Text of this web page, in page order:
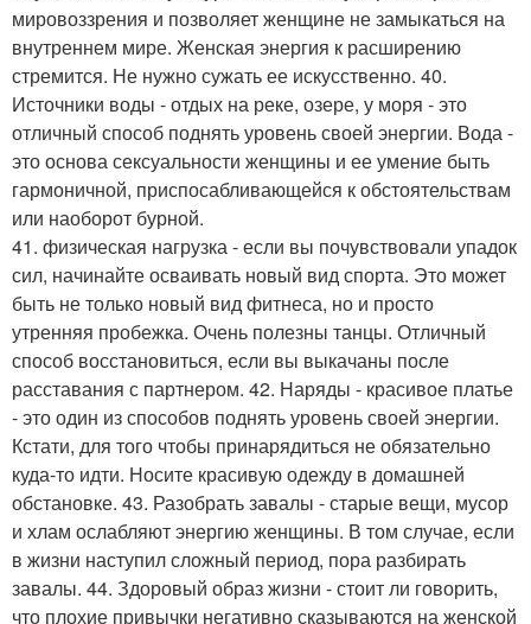
мировоззрения и позволяет женщине не замыкаться на
внутреннем мире. Женская энергия к расширению
стремится. Не нужно сужать ее искусственно. 40.
Источники воды - отдых на реке, озере, у моря - это
отличный способ поднять уровень своей энергии. Вода -
это основа сексуальности женщины и ее умение быть
гармоничной, приспосабливающейся к обстоятельствам
или наоборот бурной.
41. физическая нагрузка - если вы почувствовали упадок
сил, начинайте осваивать новый вид спорта. Это может
быть не только новый вид фитнеса, но и просто
утренняя пробежка. Очень полезны танцы. Отличный
способ восстановиться, если вы выкачаны после
расставания с партнером. 42. Наряды - красивое платье
- это один из способов поднять уровень своей энергии.
Кстати, для того чтобы принарядиться не обязательно
куда-то идти. Носите красивую одежду в домашней
обстановке. 43. Разобрать завалы - старые вещи, мусор
и хлам ослабляют энергию женщины. В том случае, если
в жизни наступил сложный период, пора разбирать
завалы. 44. Здоровый образ жизни - стоит ли говорить,
что плохие привычки негативно сказываются на женской